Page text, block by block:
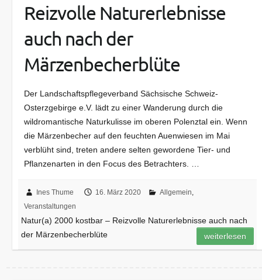
Reizvolle Naturerlebnisse
auch nach der
Märzenbecherblüte
Der Landschaftspflegeverband Sächsische Schweiz-
Osterzgebirge e.V. lädt zu einer Wanderung durch die
wildromantische Naturkulisse im oberen Polenztal ein. Wenn
die Märzenbecher auf den feuchten Auenwiesen im Mai
verblüht sind, treten andere selten gewordene Tier- und
Pflanzenarten in den Focus des Betrachters. …
Ines Thume 16. März 2020 Allgemein,
Veranstaltungen
Natur(a) 2000 kostbar – Reizvolle Naturerlebnisse auch nach
der Märzenbecherblüte
weiterlesen